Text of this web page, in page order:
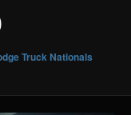
Truck Nationals